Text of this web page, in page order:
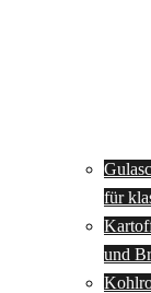
für
und